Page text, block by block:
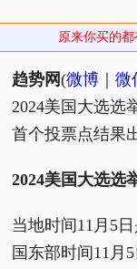
原来你买的
趋势网(微博 ｜微
2024美国大选选
首个投票点结果
2024美国大选选
当地时间11月5
国东部时间11月